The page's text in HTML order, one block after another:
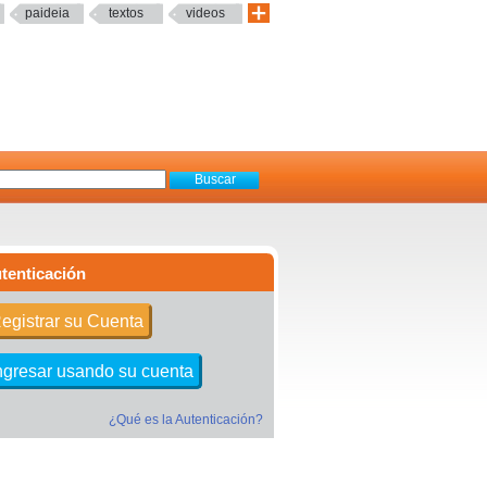
paideia textos videos
su Cuenta
usando su cuenta
¿Qué es la Autenticación?